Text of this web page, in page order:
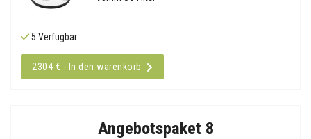
5 Verfügbar
2304 € - In den warenkorb
Angebotspaket 8